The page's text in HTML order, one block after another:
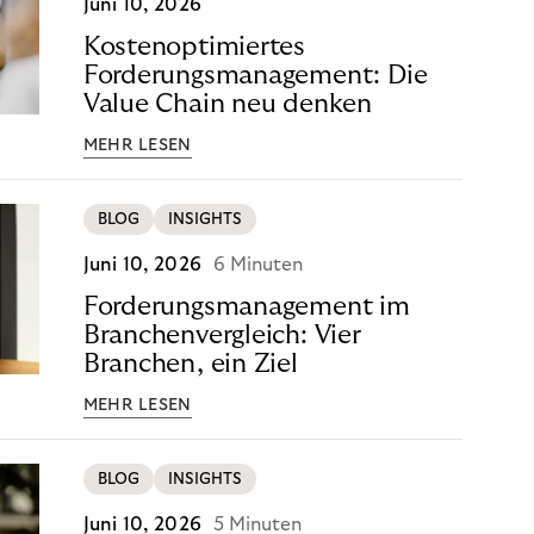
Juni 10, 2026
Kostenoptimiertes
Forderungsmanagement: Die
Value Chain neu denken
MEHR LESEN
BLOG INSIGHTS
Juni 10, 2026 6 Minuten
Forderungsmanagement im
Branchenvergleich: Vier
Branchen, ein Ziel
MEHR LESEN
BLOG INSIGHTS
Juni 10, 2026 5 Minuten